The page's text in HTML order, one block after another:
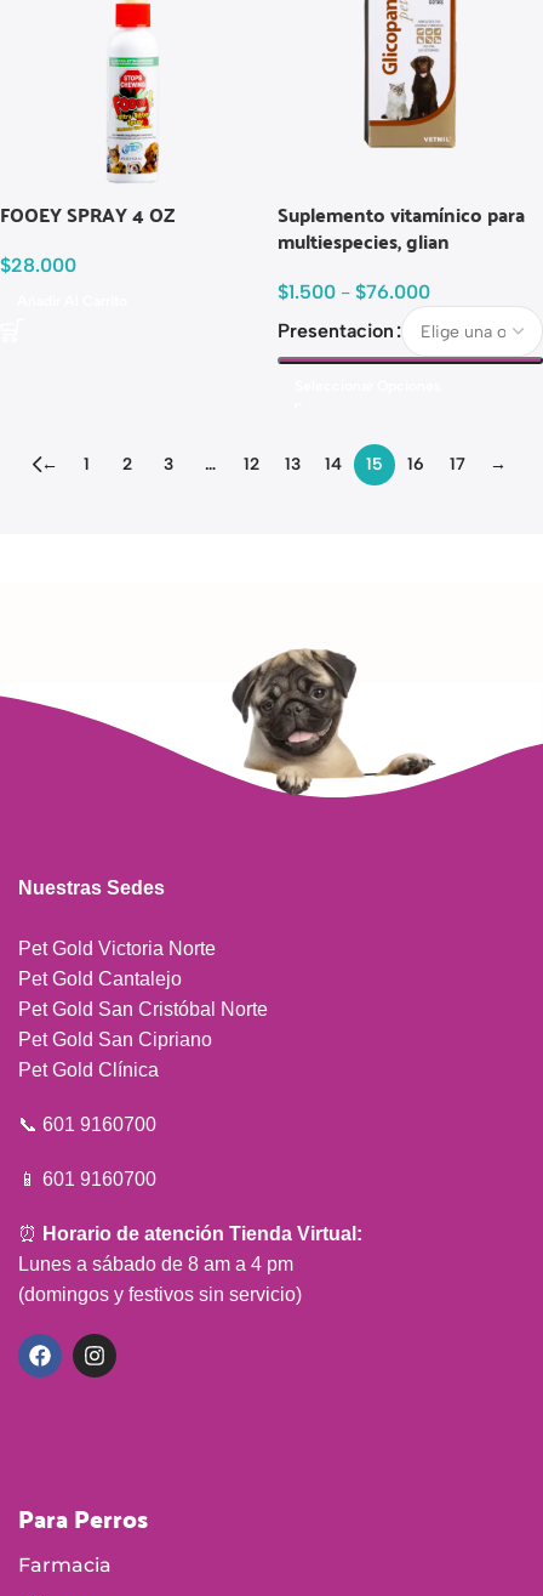
FOOEY SPRAY 4 OZ
$28.000
Suplemento vitamínico para
multiespecies, glian
$1.500 - $76.000
Presentacion
← 1 2 3 … 12 13 14 15 16 17 →
Nuestras Sedes
Pet Gold Victoria Norte
Pet Gold Cantalejo
Pet Gold San Cristóbal Norte
Pet Gold San Cipriano
Pet Gold Clínica
📞 601 9160700
📱 601 9160700
⏰ Horario de atención Tienda Virtual:
Lunes a sábado de 8 am a 4 pm
(domingos y festivos sin servicio)
Para Perros
Farmacia